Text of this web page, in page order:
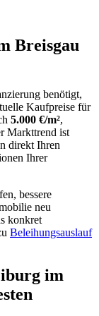
Breisgau
benötigt,
Kaufpreise für
5.000 €/m²,
Markttrend ist
direkt Ihren
Ihrer
bessere
neu
konkret
Beleihungsauslauf
im